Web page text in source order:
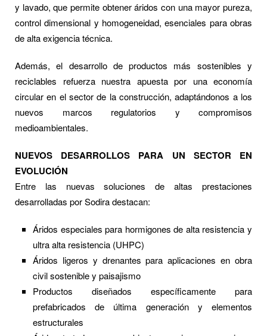
y lavado, que permite obtener áridos con una mayor pureza,
control dimensional y homogeneidad, esenciales para obras
de alta exigencia técnica.
Además, el desarrollo de productos más sostenibles y
reciclables refuerza nuestra apuesta por una economía
circular en el sector de la construcción, adaptándonos a los
nuevos marcos regulatorios y compromisos
medioambientales.
NUEVOS DESARROLLOS PARA UN SECTOR EN
EVOLUCIÓN
Entre las nuevas soluciones de altas prestaciones
desarrolladas por Sodira destacan:
Áridos especiales para hormigones de alta resistencia y
ultra alta resistencia (UHPC)
Áridos ligeros y drenantes para aplicaciones en obra
civil sostenible y paisajismo
Productos diseñados específicamente para
prefabricados de última generación y elementos
estructurales